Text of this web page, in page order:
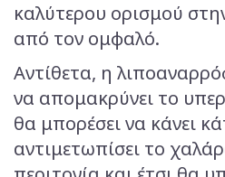
καλύτερου ορισμού
από τον ομφαλό.
Αντίθετα, η
να απομακρύνει το
θα μπορέσει να κάνει
αντιμετωπίσει το